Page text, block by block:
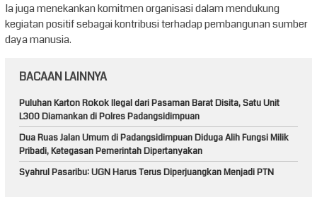
Ia juga menekankan komitmen organisasi dalam mendukung
kegiatan positif sebagai kontribusi terhadap pembangunan sumber
daya manusia.
BACAAN LAINNYA
Puluhan Karton Rokok Ilegal dari Pasaman Barat Disita, Satu Unit
L300 Diamankan di Polres Padangsidimpuan
Dua Ruas Jalan Umum di Padangsidimpuan Diduga Alih Fungsi Milik
Pribadi, Ketegasan Pemerintah Dipertanyakan
Syahrul Pasaribu: UGN Harus Terus Diperjuangkan Menjadi PTN